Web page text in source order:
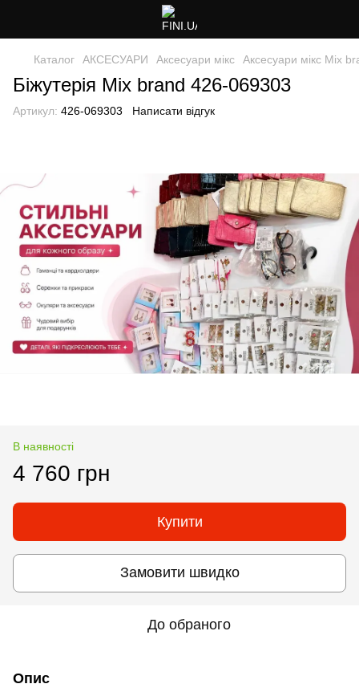
Каталог АКСЕСУАРИ Аксесуари мікс Аксесуари мікс Mix
Біжутерія Mix brand 426-069303
Артикул: 426-069303 Написати відгук
В наявності
4 760 грн
Купити
Замовити швидко
До обраного
Опис